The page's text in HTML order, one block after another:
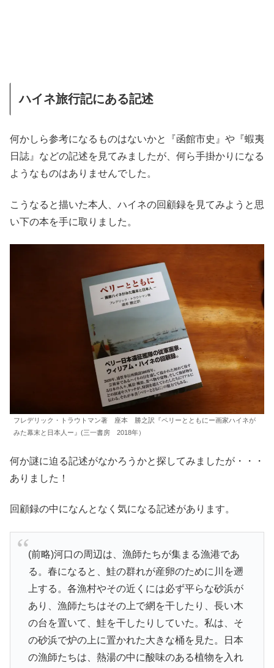
ハイネ旅行記にある記述
何かしら参考になるものはないかと『函館市史』や『蝦夷
日誌』などの記述を見てみましたが、何ら手掛かりになる
ようなものはありませんでした。
こうなると描いた本人、ハイネの回顧録を見てみようと思
い下の本を手に取りました。
フレデリック・トラウトマン著 座本 勝之訳『ペリーとともにー画家ハイネが
みた幕末と日本人ー』(三一書房 2018年）
何か謎に迫る記述がなかろうかと探してみましたが・・・
ありました！
回顧録の中になんとなく気になる記述があります。
(前略)河口の周辺は、漁師たちが集まる漁港であ
る。春になると、鮭の群れが産卵のために川を遡
上する。各漁村やその近くには必ず平らな砂浜が
あり、漁師たちはその上で網を干したり、長い木
の台を置いて、鮭を干したりしていた。私は、そ
の砂浜で炉の上に置かれた大きな桶を見た。日本
の漁師たちは、熱湯の中に酸味のある植物を入れ